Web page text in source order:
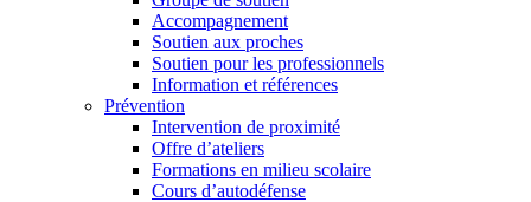
Accompagnement
Soutien aux proches
Soutien pour les professionnels
Information et références
Prévention
Intervention de proximité
Offre d’ateliers
Formations en milieu scolaire
Cours d’autodéfense